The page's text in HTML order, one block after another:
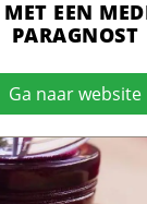
EEN
PARAGNOST
Ga naar website